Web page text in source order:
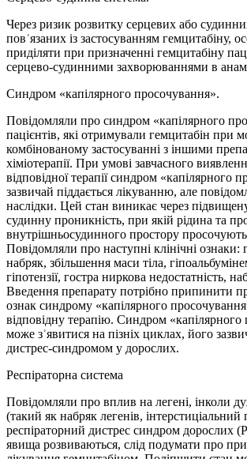
Через ризик розвитку серцевих або
повʾязаних із застосуванням гемцитабіну,
приділяти при призначенні гемцитабіну
серцево-судинними захворюваннями в
Синдром «капілярного просочування».
Повідомляли про синдром «капілярного
пацієнтів, які отримували гемцитабін при
комбінованому застосуванні з іншими
хіміотерапії. При умові завчасного
відповідної терапії синдром «капілярного
зазвичай піддається лікуванню, але
наслідки. Цей стан виникає через
судинну проникність, при якій рідина та
внутрішньосудинного простору
Повідомляли про наступні клінічні ознаки:
набряк, збільшення маси тіла,
гіпотензії, гостра ниркова недостатність,
Введення препарату потрібно припинити
ознак синдрому «капілярного
відповідну терапію. Синдром «капілярного
може зʾявитися на пізніх циклах, його
дистрес-синдромом у дорослих.
Респіраторна система
Повідомляли про вплив на легені, інколи
(такий як набряк легенів, інтерстиціальний
респіраторний дистрес синдром дорослих
явища розвиваються, слід подумати про